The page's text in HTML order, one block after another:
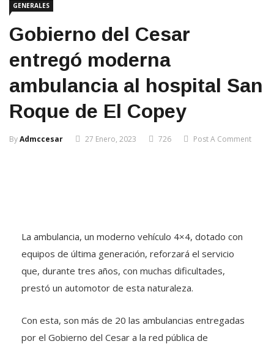
GENERALES
Gobierno del Cesar
entregó moderna
ambulancia al hospital San
Roque de El Copey
ByAdmccesar 27 Enero, 2023 726 Post A Comment
La ambulancia, un moderno vehículo 4×4, dotado con
equipos de última generación, reforzará el servicio
que, durante tres años, con muchas dificultades,
prestó un automotor de esta naturaleza.
Con esta, son más de 20 las ambulancias entregadas
por el Gobierno del Cesar a la red pública de